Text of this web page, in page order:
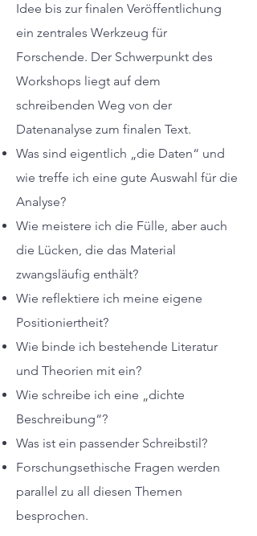
Idee bis zur finalen Veröffentlichung
ein zentrales Werkzeug für
Forschende. Der Schwerpunkt des
Workshops liegt auf dem
schreibenden Weg von der
Datenanalyse zum finalen Text.
Was sind eigentlich „die Daten“ und
wie treffe ich eine gute Auswahl für die
Analyse?
Wie meistere ich die Fülle, aber auch
die Lücken, die das Material
zwangsläufig enthält?
Wie reflektiere ich meine eigene
Positioniertheit?
Wie binde ich bestehende Literatur
und Theorien mit ein?
Wie schreibe ich eine „dichte
Beschreibung“?
Was ist ein passender Schreibstil?
Forschungsethische Fragen werden
parallel zu all diesen Themen
besprochen.